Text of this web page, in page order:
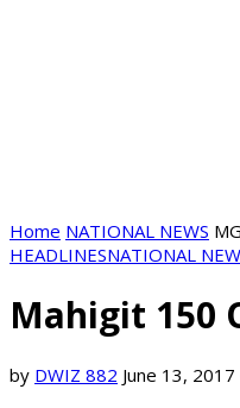
Home NATIONAL NEWS
HEADLINESNATIONAL
Mahigit 150
by DWIZ 882 June 13, 2017